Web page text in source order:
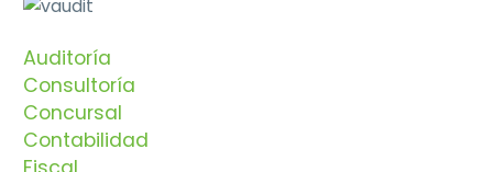
Auditoría
Consultoría
Concursal
Contabilidad